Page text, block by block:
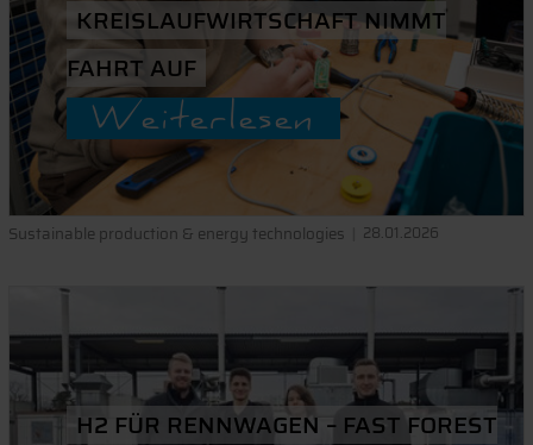
KREISLAUFWIRTSCHAFT NIMMT
FAHRT AUF
Weiterlesen
Sustainable production & energy technologies 28.01.2026
H2 FÜR RENNWAGEN – FAST FOREST